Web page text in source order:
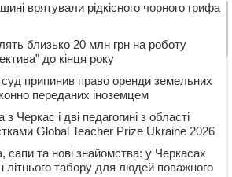
врятували рідкісного чорного грифа
близько 20 млн грн на роботу
до кінця року
припинив право оренди земельних
переданих іноземцем
Черкас і дві педагогині з області
Global Teacher Prize Ukraine 2026
сапи та нові знайомства: у Черкасах
літнього табору для людей поважного